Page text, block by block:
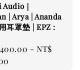
｜
| Arya | Ananda
耳罩墊 | EPZ :
-NT$